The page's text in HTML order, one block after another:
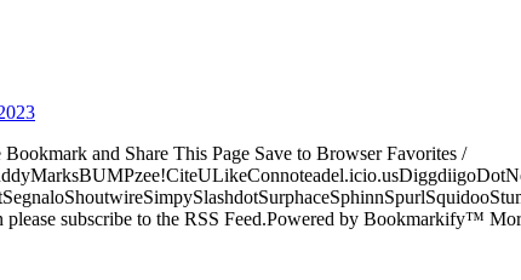
and Share This Page Save to Browser Favorites /
subscribe to the RSS Feed.Powered by Bookmarkify™